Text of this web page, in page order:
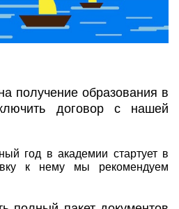
получение образования в
договор с нашей
год в академии стартует в
к нему мы рекомендуем